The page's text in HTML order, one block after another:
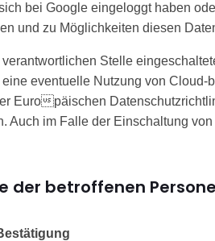
bei Google eingeloggt haben
und zu Möglichkeiten diesen
verantwortlichen Stelle
eventuelle Nutzung von
Europäischen
Auch im Falle der Einschaltung
der betroffenen